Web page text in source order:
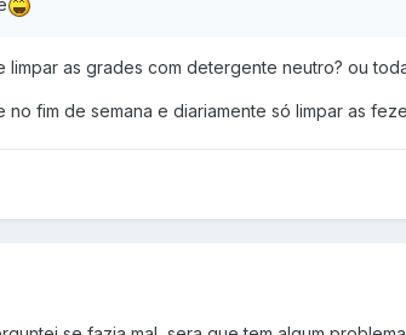
as grades com detergente neutro? ou
fim de semana e diariamente só limpar as